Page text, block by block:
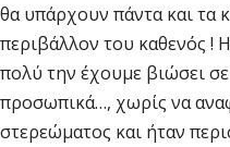
θα υπάρχουν πάντα και τα
περιβάλλον του καθενός !
πολύ την έχουμε βιώσει
προσωπικά…, χωρίς να
στερεώματος και ήταν